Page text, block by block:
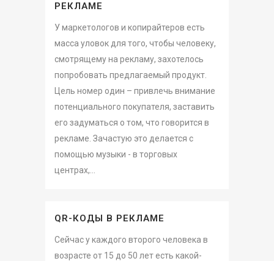
РЕКЛАМЕ
У маркетологов и копирайтеров есть
масса уловок для того, чтобы человеку,
смотрящему на рекламу, захотелось
попробовать предлагаемый продукт.
Цель номер один – привлечь внимание
потенциального покупателя, заставить
его задуматься о том, что говорится в
рекламе. Зачастую это делается с
помощью музыки - в торговых
центрах,...
QR-КОДЫ В РЕКЛАМЕ
Сейчас у каждого второго человека в
возрасте от 15 до 50 лет есть какой-